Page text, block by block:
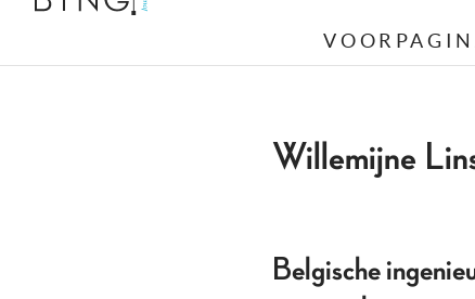
Willemijne
Belgische